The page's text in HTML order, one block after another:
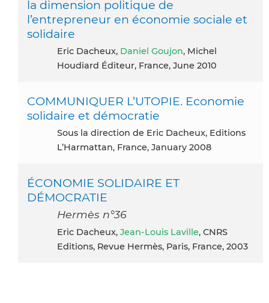
la dimension politique de
l’entrepreneur en économie sociale et
solidaire
Eric Dacheux, Daniel Goujon, Michel
Houdiard Éditeur, France, June 2010
COMMUNIQUER L’UTOPIE. Economie
solidaire et démocratie
Sous la direction de Eric Dacheux, Editions
L’Harmattan, France, January 2008
ÉCONOMIE SOLIDAIRE ET
DÉMOCRATIE
Hermès n°36
Eric Dacheux, Jean-Louis Laville, CNRS
Editions, Revue Hermès, Paris, France, 2003